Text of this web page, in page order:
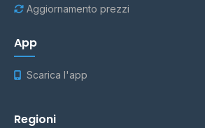
Aggiornamento prezzi
App
Scarica l'app
Regioni